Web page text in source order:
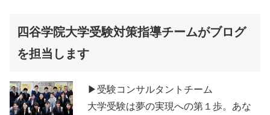
四谷学院大学受験対策指導チームがブログ
を担当します
▶受験コンサルタントチーム
大学受験は夢の実現への第１歩。あな